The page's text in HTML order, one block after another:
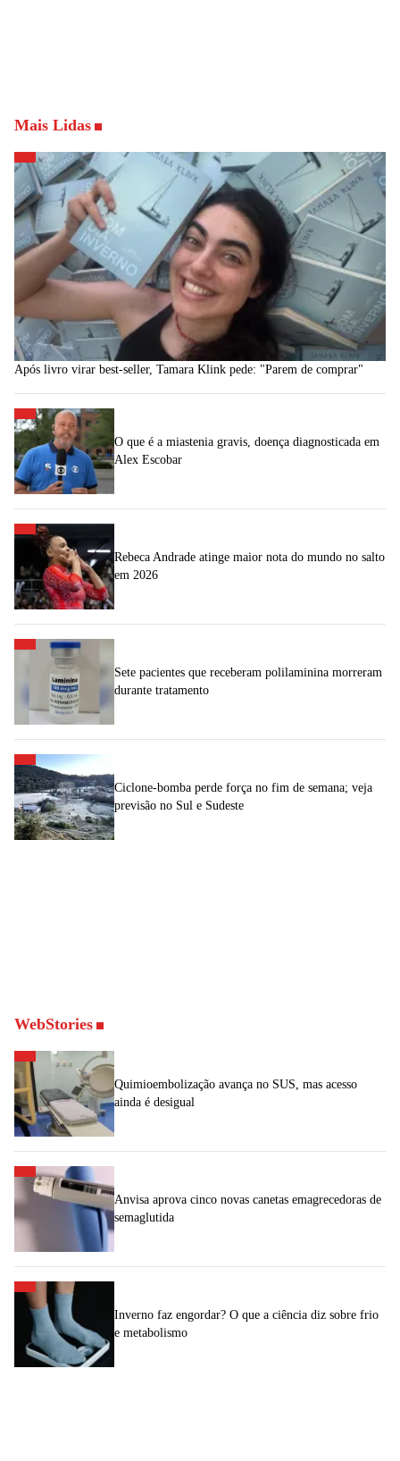
Mais Lidas
Após livro virar best-seller, Tamara Klink pede: "Parem de comprar"
O que é a miastenia gravis, doença diagnosticada em
Alex Escobar
Rebeca Andrade atinge maior nota do mundo no salto
em 2026
Sete pacientes que receberam polilaminina morreram
durante tratamento
Ciclone-bomba perde força no fim de semana; veja
previsão no Sul e Sudeste
WebStories
Quimioembolização avança no SUS, mas acesso
ainda é desigual
Anvisa aprova cinco novas canetas emagrecedoras de
semaglutida
Inverno faz engordar? O que a ciência diz sobre frio
e metabolismo